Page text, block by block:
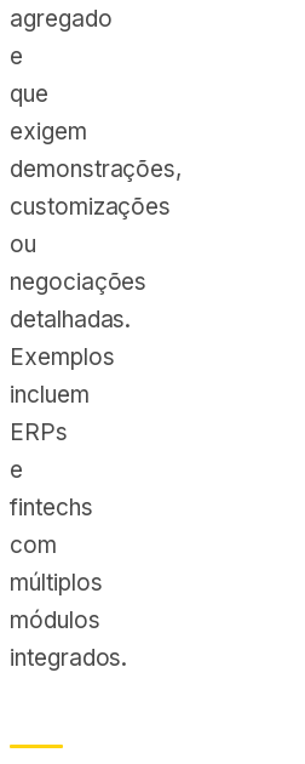
agregado
e
que
exigem
demonstrações,
customizações
ou
negociações
detalhadas.
Exemplos
incluem
ERPs
e
fintechs
com
múltiplos
módulos
integrados.